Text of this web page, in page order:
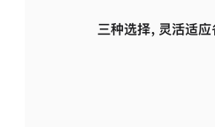
三种选择，灵活适应